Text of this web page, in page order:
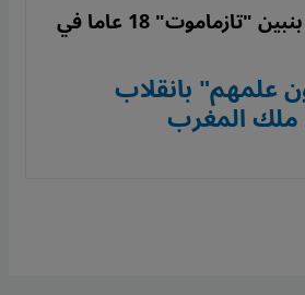
مذكرات عزيز بنبين "تازماموت" 18 عاما في
علمهم" بانقلاب
المغرب